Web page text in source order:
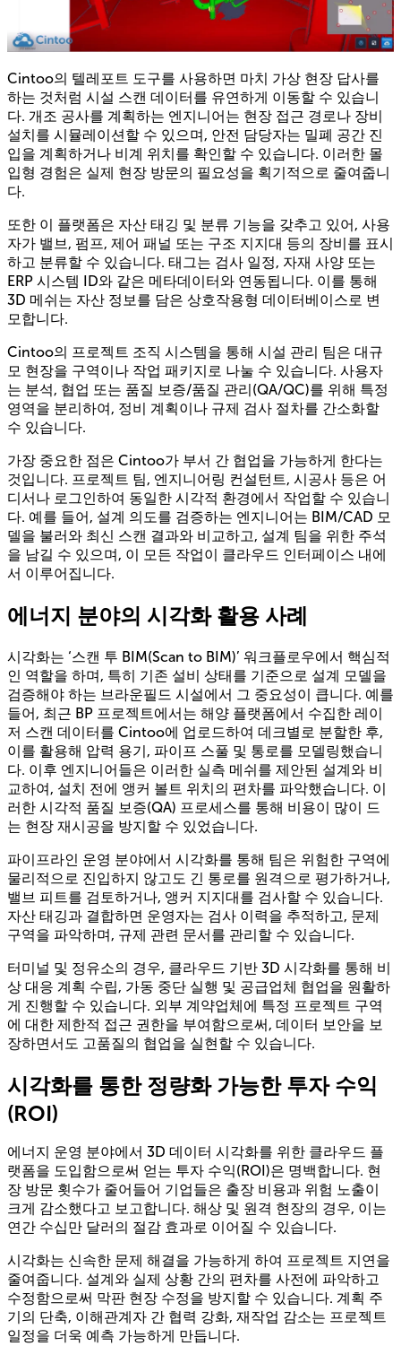
Cintoo의 텔레포트 도구를 사용하면 마치 가상 현장 답사를
하는 것처럼 시설 스캔 데이터를 유연하게 이동할 수 있습니
다. 개조 공사를 계획하는 엔지니어는 현장 접근 경로나 장비
설치를 시뮬레이션할 수 있으며, 안전 담당자는 밀폐 공간 진
입을 계획하거나 비계 위치를 확인할 수 있습니다. 이러한 몰
입형 경험은 실제 현장 방문의 필요성을 획기적으로 줄여줍니
다.
또한 이 플랫폼은 자산 태깅 및 분류 기능을 갖추고 있어, 사용
자가 밸브, 펌프, 제어 패널 또는 구조 지지대 등의 장비를 표시
하고 분류할 수 있습니다. 태그는 검사 일정, 자재 사양 또는
ERP 시스템 ID와 같은 메타데이터와 연동됩니다. 이를 통해
3D 메쉬는 자산 정보를 담은 상호작용형 데이터베이스로 변
모합니다.
Cintoo의 프로젝트 조직 시스템을 통해 시설 관리 팀은 대규
모 현장을 구역이나 작업 패키지로 나눌 수 있습니다. 사용자
는 분석, 협업 또는 품질 보증/품질 관리(QA/QC)를 위해 특정
영역을 분리하여, 정비 계획이나 규제 검사 절차를 간소화할
수 있습니다.
가장 중요한 점은 Cintoo가 부서 간 협업을 가능하게 한다는
것입니다. 프로젝트 팀, 엔지니어링 컨설턴트, 시공사 등은 어
디서나 로그인하여 동일한 시각적 환경에서 작업할 수 있습니
다. 예를 들어, 설계 의도를 검증하는 엔지니어는 BIM/CAD 모
델을 불러와 최신 스캔 결과와 비교하고, 설계 팀을 위한 주석
을 남길 수 있으며, 이 모든 작업이 클라우드 인터페이스 내에
서 이루어집니다.
에너지 분야의 시각화 활용 사례
시각화는 ‘스캔 투 BIM(Scan to BIM)’ 워크플로우에서 핵심적
인 역할을 하며, 특히 기존 설비 상태를 기준으로 설계 모델을
검증해야 하는 브라운필드 시설에서 그 중요성이 큽니다. 예를
들어, 최근 BP 프로젝트에서는 해양 플랫폼에서 수집한 레이
저 스캔 데이터를 Cintoo에 업로드하여 데크별로 분할한 후,
이를 활용해 압력 용기, 파이프 스풀 및 통로를 모델링했습니
다. 이후 엔지니어들은 이러한 실측 메쉬를 제안된 설계와 비
교하여, 설치 전에 앵커 볼트 위치의 편차를 파악했습니다. 이
러한 시각적 품질 보증(QA) 프로세스를 통해 비용이 많이 드
는 현장 재시공을 방지할 수 있었습니다.
파이프라인 운영 분야에서 시각화를 통해 팀은 위험한 구역에
물리적으로 진입하지 않고도 긴 통로를 원격으로 평가하거나,
밸브 피트를 검토하거나, 앵커 지지대를 검사할 수 있습니다.
자산 태깅과 결합하면 운영자는 검사 이력을 추적하고, 문제
구역을 파악하며, 규제 관련 문서를 관리할 수 있습니다.
터미널 및 정유소의 경우, 클라우드 기반 3D 시각화를 통해 비
상 대응 계획 수립, 가동 중단 실행 및 공급업체 협업을 원활하
게 진행할 수 있습니다. 외부 계약업체에 특정 프로젝트 구역
에 대한 제한적 접근 권한을 부여함으로써, 데이터 보안을 보
장하면서도 고품질의 협업을 실현할 수 있습니다.
시각화를 통한 정량화 가능한 투자 수익
(ROI)
에너지 운영 분야에서 3D 데이터 시각화를 위한 클라우드 플
랫폼을 도입함으로써 얻는 투자 수익(ROI)은 명백합니다. 현
장 방문 횟수가 줄어들어 기업들은 출장 비용과 위험 노출이
크게 감소했다고 보고합니다. 해상 및 원격 현장의 경우, 이는
연간 수십만 달러의 절감 효과로 이어질 수 있습니다.
시각화는 신속한 문제 해결을 가능하게 하여 프로젝트 지연을
줄여줍니다. 설계와 실제 상황 간의 편차를 사전에 파악하고
수정함으로써 막판 현장 수정을 방지할 수 있습니다. 계획 주
기의 단축, 이해관계자 간 협력 강화, 재작업 감소는 프로젝트
일정을 더욱 예측 가능하게 만듭니다.